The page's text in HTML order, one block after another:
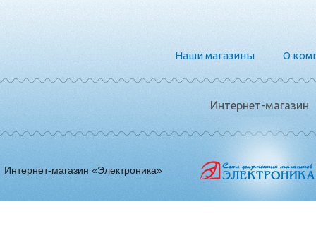
Наши магазины О
Интернет-магазин
Интернет-магазин «Электроника»